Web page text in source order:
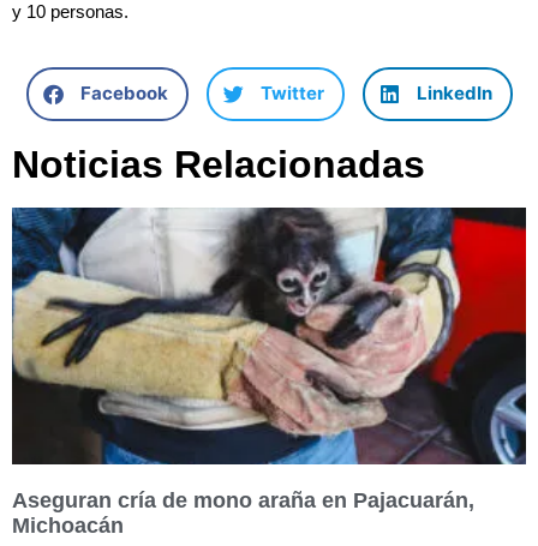
y 10 personas.
Facebook Twitter LinkedIn
Noticias Relacionadas
Aseguran cría de mono araña en Pajacuarán,
Michoacán